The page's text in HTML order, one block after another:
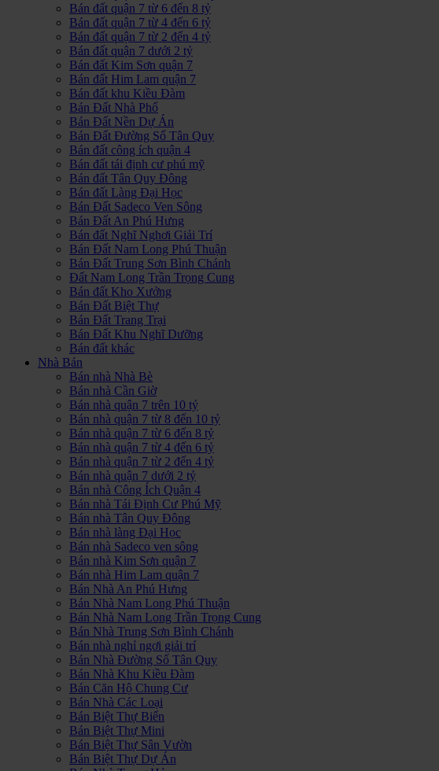
Bán đất quận 7 từ 6 đến 8 tỷ
Bán đất quận 7 từ 4 đến 6 tỷ
Bán đất quận 7 từ 2 đến 4 tỷ
Bán đất quận 7 dưới 2 tỷ
Bán đất Kim Sơn quận 7
Bán đất Him Lam quận 7
Bán đất khu Kiều Đàm
Bán Đất Nhà Phố
Bán Đất Nền Dự Án
Bán Đất Đường Số Tân Quy
Bán đất công ích quận 4
Bán đất tái định cư phú mỹ
Bán đất Tân Quy Đông
Bán đất Làng Đại Học
Bán Đất Sadeco Ven Sông
Bán Đất An Phú Hưng
Bán đất Nghĩ Nghơi Giải Trí
Bán Đất Nam Long Phú Thuận
Bán Đất Trung Sơn Bình Chánh
Đất Nam Long Trần Trọng Cung
Bán đất Kho Xưởng
Bán Đất Biệt Thự
Bán Đất Trang Trại
Bán Đất Khu Nghĩ Dưỡng
Bán đất khác
Nhà Bán
Bán nhà Nhà Bè
Bán nhà Cần Giờ
Bán nhà quận 7 trên 10 tỷ
Bán nhà quận 7 từ 8 đến 10 tỷ
Bán nhà quận 7 từ 6 đến 8 tỷ
Bán nhà quận 7 từ 4 đến 6 tỷ
Bán nhà quận 7 từ 2 đến 4 tỷ
Bán nhà quận 7 dưới 2 tỷ
Bán nhà Công Ích Quận 4
Bán nhà Tái Định Cư Phú Mỹ
Bán nhà Tân Quy Đông
Bán nhà làng Đại Học
Bán nhà Sadeco ven sông
Bán nhà Kim Sơn quận 7
Bán nhà Him Lam quận 7
Bán Nhà An Phú Hưng
Bán Nhà Nam Long Phú Thuận
Bán Nhà Nam Long Trần Trọng Cung
Bán Nhà Trung Sơn Bình Chánh
Bán nhà nghỉ ngơi giải trí
Bán Nhà Đường Số Tân Quy
Bán Nhà Khu Kiều Đàm
Bán Căn Hộ Chung Cư
Bán Nhà Các Loại
Bán Biệt Thự Biển
Bán Biệt Thự Mini
Bán Biệt Thự Sân Vườn
Bán Biệt Thự Dự Án